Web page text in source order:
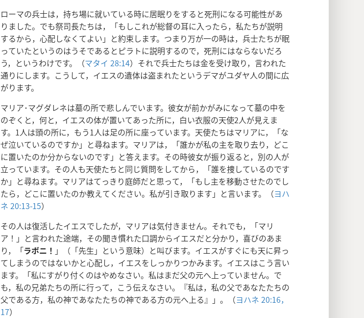
ローマの兵士は，持ち場に就いている時に居眠りをすると死刑になる可能性があ
りました。でも祭司長たちは，「もしこれが総督の耳に入ったら，私たちが説明
するから，心配しなくてよい」と約束します。つまり万が一の時は，兵士たちが眠
っていたというのはうそであるとピラトに説明するので，死刑にはならないだろ
う，というわけです。（マタイ 28:14）それで兵士たちは金を受け取り，言われた
通りにします。こうして，イエスの遺体は盗まれたというデマがユダヤ人の間に広
がります。
マリア･マグダレネは墓の所で悲しんでいます。彼女が前かがみになって墓の中を
のぞくと，何と，イエスの体が置いてあった所に，白い衣服の天使2人が見えま
す。1人は頭の所に，もう1人は足の所に座っています。天使たちはマリアに，「な
ぜ泣いているのですか」と尋ねます。マリアは，「誰かが私の主を取り去り，どこ
に置いたのか分からないのです」と答えます。その時彼女が振り返ると，別の人が
立っています。その人も天使たちと同じ質問をしてから，「誰を捜しているのです
か」と尋ねます。マリアはてっきり庭師だと思って，「もし主を移動させたのでし
たら，どこに置いたのか教えてください。私が引き取ります」と言います。（ヨハ
ネ 20:13-15）
その人は復活したイエスでしたが，マリアは気付きません。それでも，「マリ
ア！」と言われた途端，その聞き慣れた口調からイエスだと分かり，喜びのあま
り，「ラボニ！ 」（「先生」という意味）と叫びます。イエスがすぐにも天に昇っ
てしまうのではないかと心配し，イエスをしっかりつかみます。イエスはこう言い
ます。「私にすがり付くのはやめなさい。私はまだ父の元へ上っていません。で
も，私の兄弟たちの所に行って，こう伝えなさい。『私は，私の父であなたたちの
父である方，私の神であなたたちの神である方の元へ上る』」。（ヨハネ 20:16，
17）